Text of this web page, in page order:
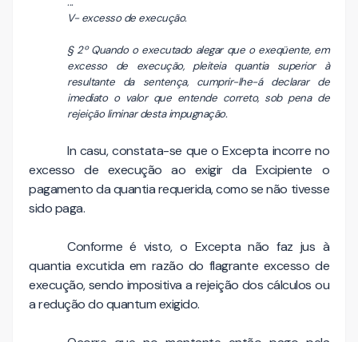
V- excesso de execução.
§ 2º Quando o executado alegar que o exeqüente, em
excesso de execução, pleiteia quantia superior à
resultante da sentença, cumprir-lhe-á declarar de
imediato o valor que entende correto, sob pena de
rejeição liminar desta impugnação.
In casu, constata-se que o Excepta incorre no
excesso de execução ao exigir da Excipiente o
pagamento da quantia requerida, como se não tivesse
sido paga.
Conforme é visto, o Excepta não faz jus à
quantia excutida em razão do flagrante excesso de
execução, sendo impositiva a rejeição dos cálculos ou
a redução do quantum exigido.